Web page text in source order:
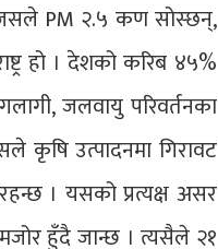
PM २.५ कण सोस्छन्,
हो । देशको करिब ४५%
जलवायु परिवर्तनका
कृषि उत्पादनमा गिरावट
। यसको प्रत्यक्ष असर
हुँदै जान्छ । त्यसैले २१